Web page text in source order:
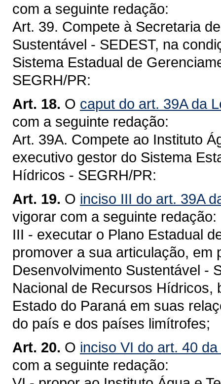
com a seguinte redação:
Art. 39. Compete à Secretaria
Sustentável - SEDEST, na
Sistema Estadual de
SEGRH/PR:
Art. 18. O caput do art. 39A da
com a seguinte redação:
Art. 39A. Compete ao Instituto
executivo gestor do Sistema
Hídricos - SEGRH/PR:
Art. 19. O inciso III do art. 39A
vigorar com a seguinte redação:
III - executar o Plano Estadual
promover a sua articulação, em
Desenvolvimento Sustentável -
Nacional de Recursos Hídricos,
Estado do Paraná em suas
do país e dos países limítrofes;
Art. 20. O inciso VI do art. 40
com a seguinte redação: